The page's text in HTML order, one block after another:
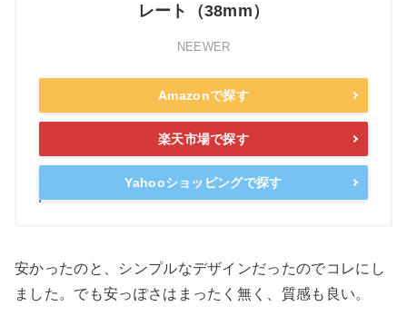
レート（38mm）
NEEWER
Amazonで探す
楽天市場で探す
Yahooショッピングで探す
安かったのと、シンプルなデザインだったのでコレにし
ました。でも安っぽさはまったく無く、質感も良い。